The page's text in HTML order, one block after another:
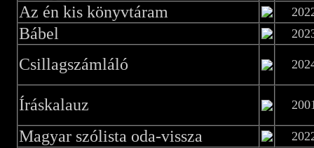
Az én kis könyvtáram
Bábel
Csillagszámláló
Íráskalauz
Magyar szólista oda-vissza